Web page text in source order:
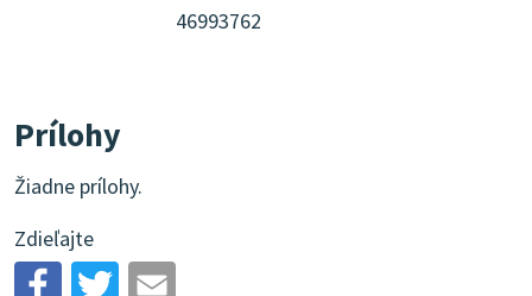
46993762
Prílohy
Žiadne prílohy.
Zdieľajte